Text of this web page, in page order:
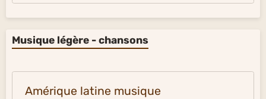
Musique légère - chansons
Amérique latine musique